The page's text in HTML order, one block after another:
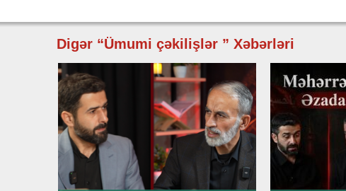
Digər “Ümumi çəkilişlər ” Xəbərləri